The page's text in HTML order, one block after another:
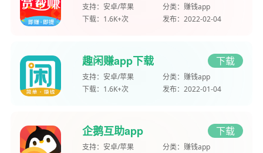
支持： 安卓/苹果 分类： 赚钱app
下载： 1.6K+次 发布： 2022-02-04
趣闲赚app下载 下载
支持： 安卓/苹果 分类： 赚钱app
下载： 1.6K+次 发布： 2022-01-04
企鹅互助app 下载
支持： 安卓/苹果 分类： 赚钱app